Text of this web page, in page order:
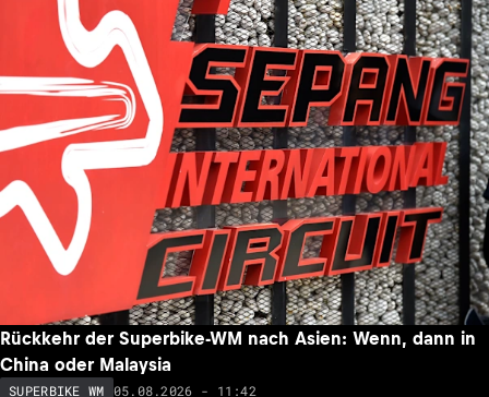
Rückkehr der Superbike-WM nach Asien: Wenn, dann in
China oder Malaysia
SUPERBIKE WM 05.08.2026 - 11:42